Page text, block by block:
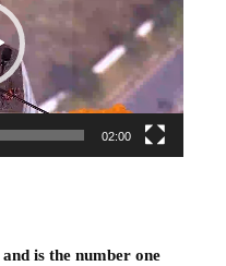
02:00
is the number one